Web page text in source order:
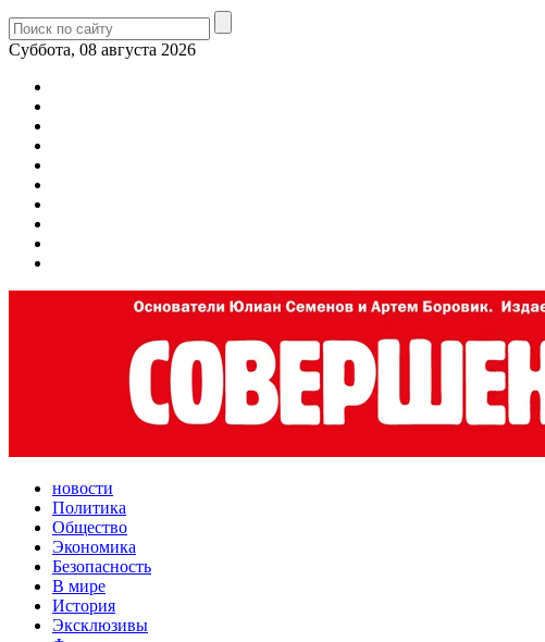
Суббота, 08 августа 2026
новости
Политика
Общество
Экономика
Безопасность
В мире
История
Эксклюзивы